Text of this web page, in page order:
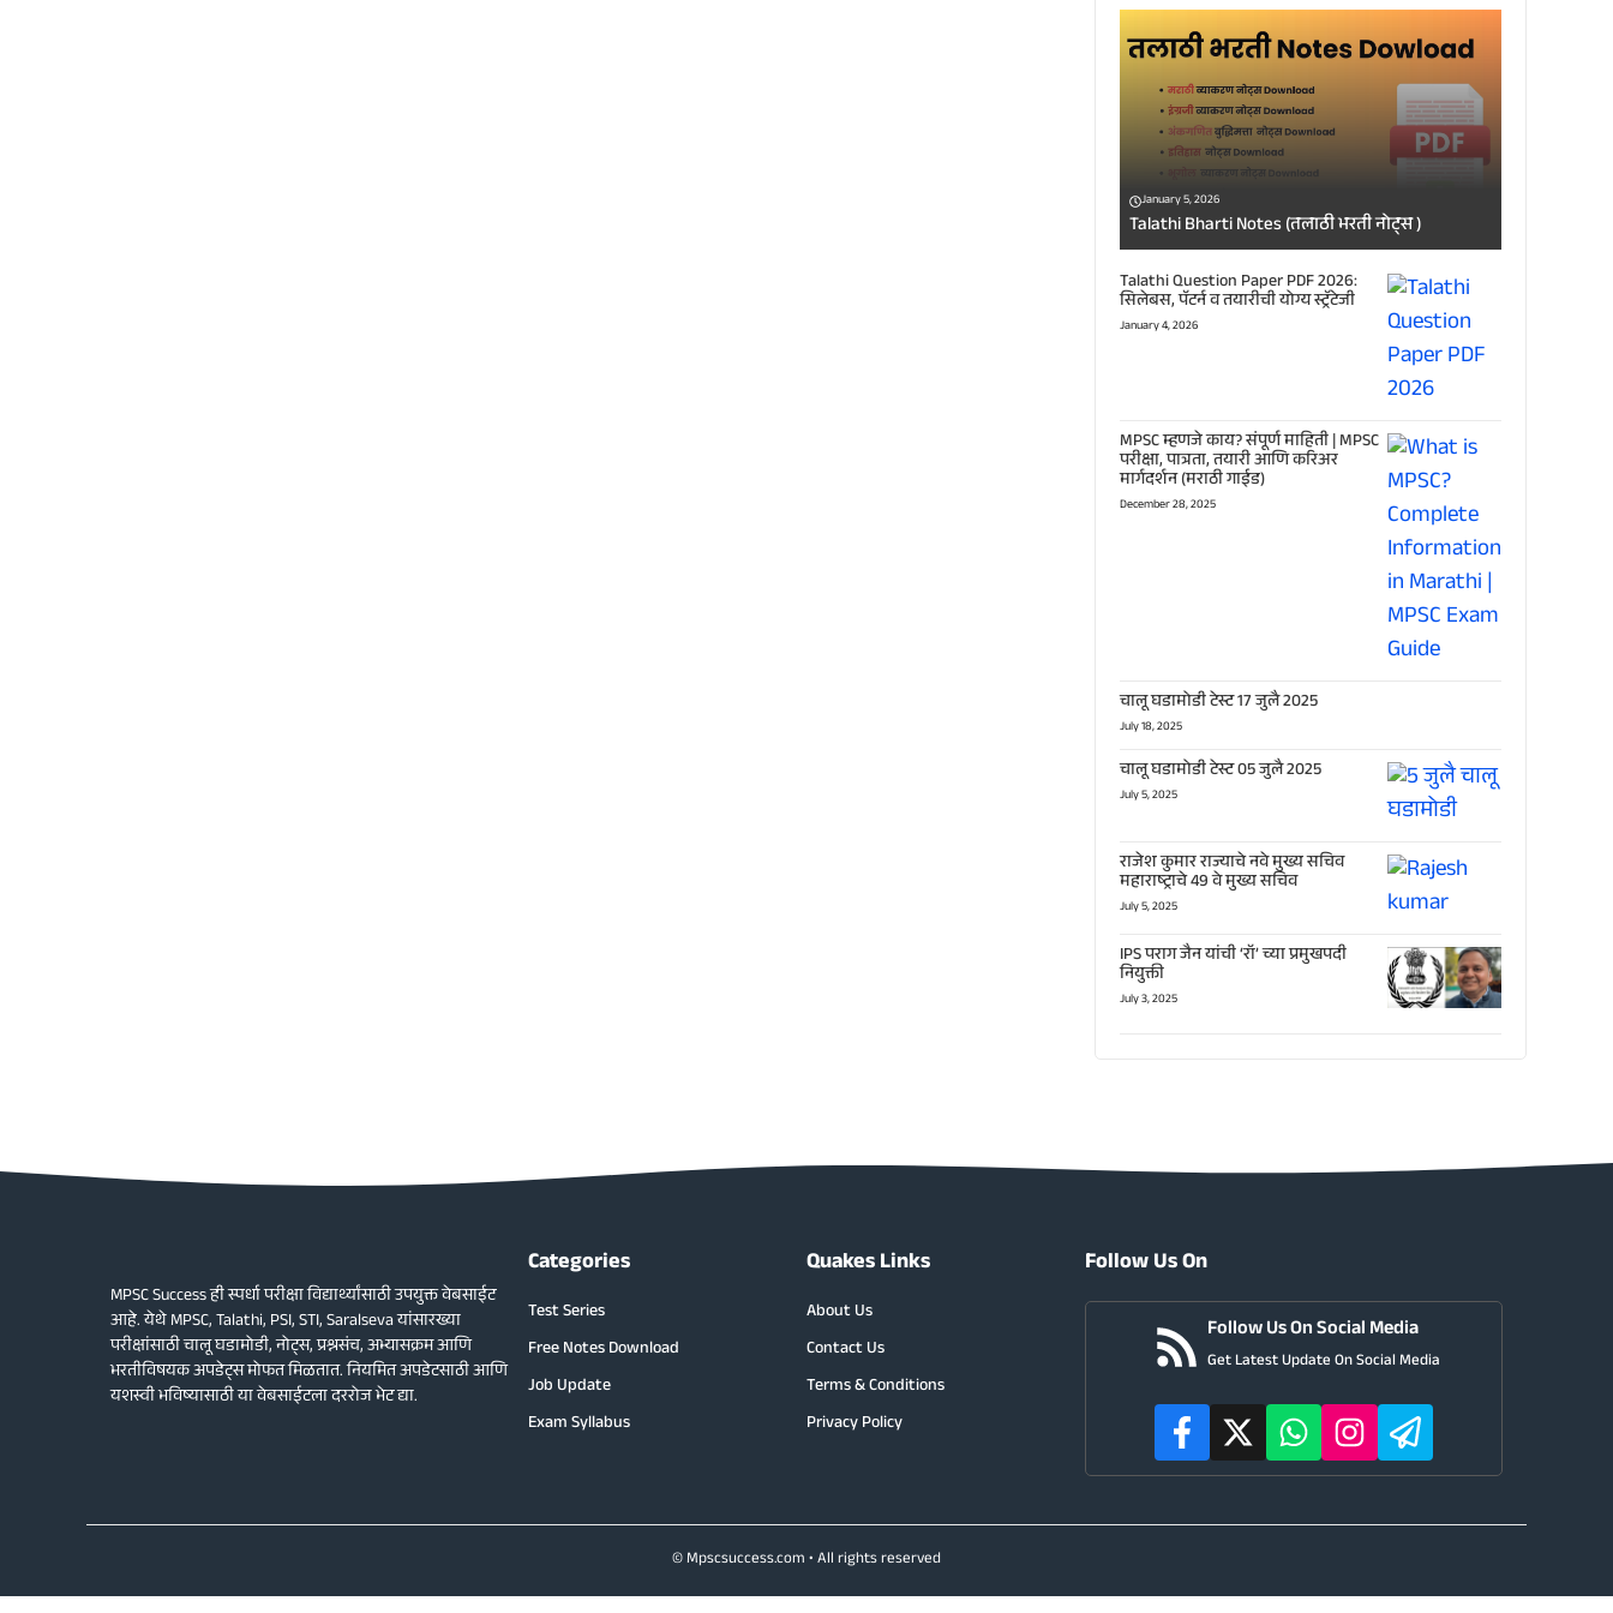
January 5, 2026
Talathi Bharti Notes (तलाठी भरती नोट्स )
Talathi Question Paper PDF 2026:
सिलेबस, पॅटर्न व तयारीची योग्य स्ट्रॅटेजी
January 4, 2026
MPSC म्हणजे काय? संपूर्ण माहिती | MPSC
परीक्षा, पात्रता, तयारी आणि करिअर
मार्गदर्शन (मराठी गाईड)
December 28, 2025
चालू घडामोडी टेस्ट 17 जुलै 2025
July 18, 2025
चालू घडामोडी टेस्ट 05 जुलै 2025
July 5, 2025
राजेश कुमार राज्याचे नवे मुख्य सचिव
महाराष्ट्राचे 49 वे मुख्य सचिव
July 5, 2025
IPS पराग जैन यांची ‘रॉ’ च्या प्रमुखपदी
नियुक्ती
July 3, 2025
MPSC Success ही स्पर्धा परीक्षा विद्यार्थ्यांसाठी उपयुक्त वेबसाईट
आहे. येथे MPSC, Talathi, PSI, STI, Saralseva यांसारख्या
परीक्षांसाठी चालू घडामोडी, नोट्स, प्रश्नसंच, अभ्यासक्रम आणि
भरतीविषयक अपडेट्स मोफत मिळतात. नियमित अपडेटसाठी आणि
यशस्वी भविष्यासाठी या वेबसाईटला दररोज भेट द्या.
Categories
Test Series
Free Notes Download
Job Update
Exam Syllabus
Quakes Links
About Us
Contact Us
Terms & Conditions
Privacy Policy
Follow Us On
Follow Us On Social Media
Get Latest Update On Social Media
© Mpscsuccess.com • All rights reserved